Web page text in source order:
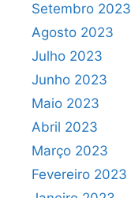
Setembro 2023
Agosto 2023
Julho 2023
Junho 2023
Maio 2023
Abril 2023
Março 2023
Fevereiro 2023